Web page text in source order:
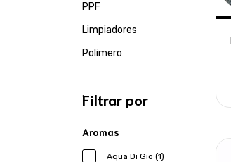
PPF
Limpiadores
Polimero
Filtrar por
Aromas
Aqua Di Gio (1)